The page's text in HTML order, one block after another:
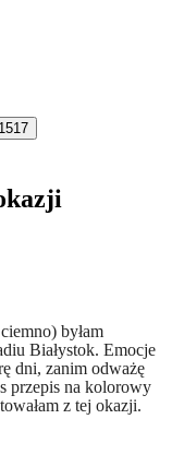
byłam
Białystok. Emocje
dni, zanim odważę
przepis na kolorowy
z tej okazji.